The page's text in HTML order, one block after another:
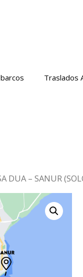
Traslados
DUA – SANUR